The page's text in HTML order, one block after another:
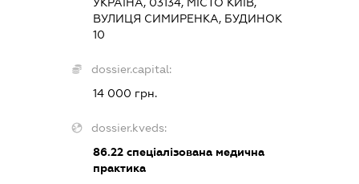
ВУЛИЦЯ СИМИРЕНКА, БУДИНОК
10
dossier.capital:
14 000 грн.
dossier.kveds:
86.22спеціалізована медична
практика